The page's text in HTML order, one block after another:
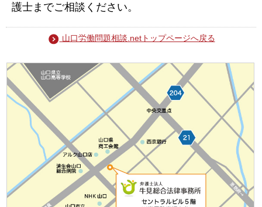
護士までご相談ください。
山口労働問題相談.netトップページへ戻る